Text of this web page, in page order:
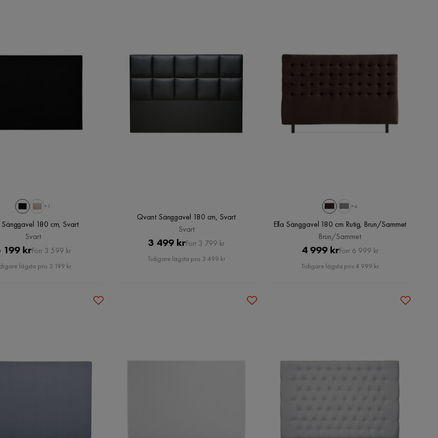
+1
180 cm, Svart
Svart
Pris
199 krOriginal
Pris
Förr 3 599 kr
lägsta pris 3 199 kr
Qvant Sänggavel 180 cm, Svart
Svart
Pris
3 499 krOriginal
Pris
Förr 3 799 kr
Tidigare lägsta pris 3 499 kr
+4
Ella Sänggavel 180 cm Rutig, Brun/Sammet
Brun/Sammet
Pris
4 999 krOriginal
Pris
Förr 6 999 kr
Tidigare lägsta pris 4 999 kr